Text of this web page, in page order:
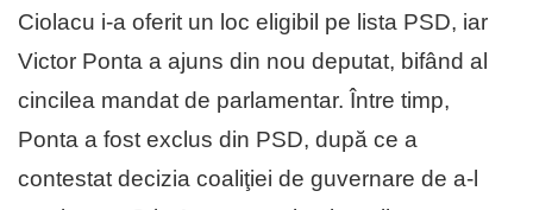
Ciolacu i-a oferit un loc eligibil pe lista PSD, iar
Victor Ponta a ajuns din nou deputat, bifând al
cincilea mandat de parlamentar. Între timp,
Ponta a fost exclus din PSD, după ce a
contestat decizia coaliţiei de guvernare de a-l